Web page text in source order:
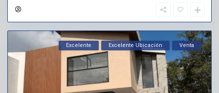
Excelente Excelente Ubicación Venta